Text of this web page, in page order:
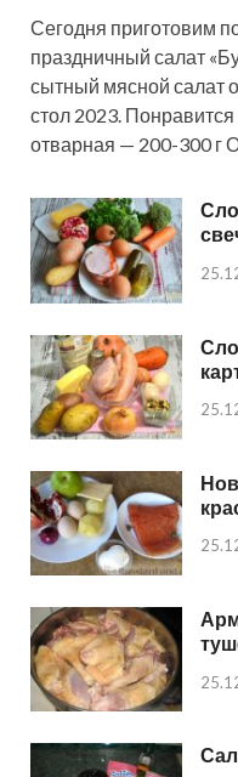
Сегодня приготовим
праздничный салат
сытный мясной салат
стол 2023.
отварная — 200-300 г